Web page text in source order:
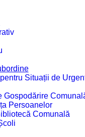
Situații de
Gospodărire
Persoanelor
Comunală